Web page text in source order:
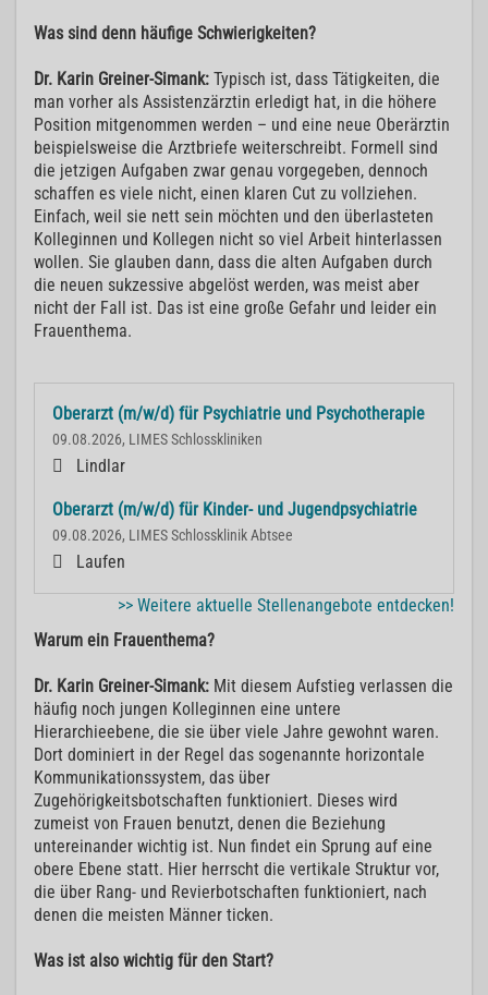
Was sind denn häufige Schwierigkeiten?
Dr. Karin Greiner-Simank: Typisch ist, dass Tätigkeiten, die
man vorher als Assistenzärztin erledigt hat, in die höhere
Position mitgenommen werden – und eine neue Oberärztin
beispielsweise die Arztbriefe weiterschreibt. Formell sind
die jetzigen Aufgaben zwar genau vorgegeben, dennoch
schaffen es viele nicht, einen klaren Cut zu vollziehen.
Einfach, weil sie nett sein möchten und den überlasteten
Kolleginnen und Kollegen nicht so viel Arbeit hinterlassen
wollen. Sie glauben dann, dass die alten Aufgaben durch
die neuen sukzessive abgelöst werden, was meist aber
nicht der Fall ist. Das ist eine große Gefahr und leider ein
Frauenthema.
Oberarzt (m/w/d) für Psychiatrie und Psychotherapie
09.08.2026, LIMES Schlosskliniken
Lindlar
Oberarzt (m/w/d) für Kinder- und Jugendpsychiatrie
09.08.2026, LIMES Schlossklinik Abtsee
Laufen
>> Weitere aktuelle Stellenangebote entdecken!
Warum ein Frauenthema?
Dr. Karin Greiner-Simank: Mit diesem Aufstieg verlassen die
häufig noch jungen Kolleginnen eine untere
Hierarchieebene, die sie über viele Jahre gewohnt waren.
Dort dominiert in der Regel das sogenannte horizontale
Kommunikationssystem, das über
Zugehörigkeitsbotschaften funktioniert. Dieses wird
zumeist von Frauen benutzt, denen die Beziehung
untereinander wichtig ist. Nun findet ein Sprung auf eine
obere Ebene statt. Hier herrscht die vertikale Struktur vor,
die über Rang- und Revierbotschaften funktioniert, nach
denen die meisten Männer ticken.
Was ist also wichtig für den Start?